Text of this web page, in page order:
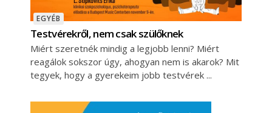
EGYÉB
Testvérekről, nem csak szülőknek
Miért szeretnék mindig a legjobb lenni? Miért
reagálok sokszor úgy, ahogyan nem is akarok? Mit
tegyek, hogy a gyerekeim jobb testvérek